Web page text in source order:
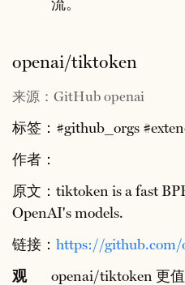
流。
openai/tiktoken
来源：GitHub openai
标签：#github_orgs
作者：
原文：tiktoken is a fast
OpenAI's models.
链接： https://github.com/
观
openai/tiktoken 更